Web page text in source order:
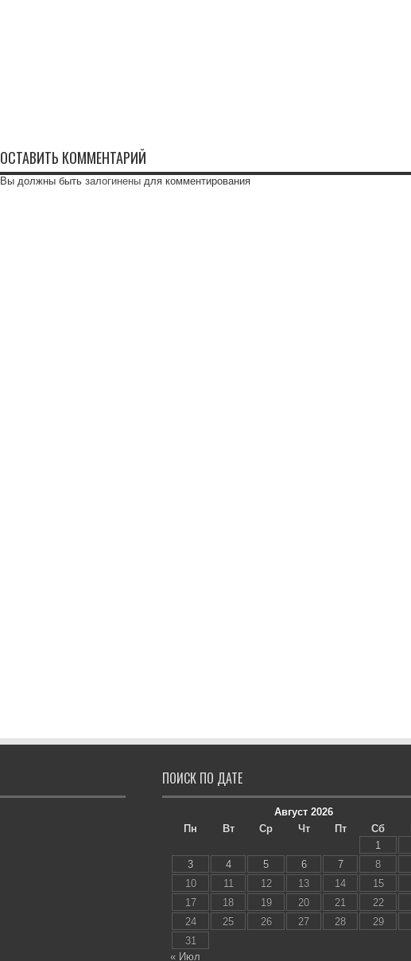
ОСТАВИТЬ КОММЕНТАРИЙ
Вы должны быть залогинены для комментирования
ПОИСК ПО ДАТЕ
Август 2026
Пн
Вт Ср Чт Пт Сб
1
3
4 5 6 7 8
10
11 12 13 14 15
17
18 19 20 21 22
24
25 26 27 28 29
31
« Июл